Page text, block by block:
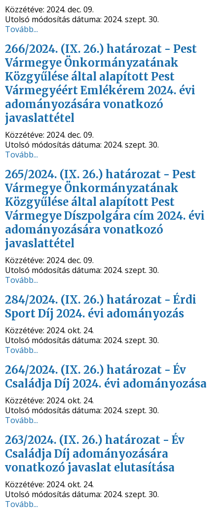
Közzétéve: 2024. dec. 09.
Utolsó módosítás dátuma: 2024. szept. 30.
Tovább...
266/2024. (IX. 26.) határozat - Pest
Vármegye Önkormányzatának
Közgyűlése által alapított Pest
Vármegyéért Emlékérem 2024. évi
adományozására vonatkozó
javaslattétel
Közzétéve: 2024. dec. 09.
Utolsó módosítás dátuma: 2024. szept. 30.
Tovább...
265/2024. (IX. 26.) határozat - Pest
Vármegye Önkormányzatának
Közgyűlése által alapított Pest
Vármegye Díszpolgára cím 2024. évi
adományozására vonatkozó
javaslattétel
Közzétéve: 2024. dec. 09.
Utolsó módosítás dátuma: 2024. szept. 30.
Tovább...
284/2024. (IX. 26.) határozat - Érdi
Sport Díj 2024. évi adományozás
Közzétéve: 2024. okt. 24.
Utolsó módosítás dátuma: 2024. szept. 30.
Tovább...
264/2024. (IX. 26.) határozat - Év
Családja Díj 2024. évi adományozása
Közzétéve: 2024. okt. 24.
Utolsó módosítás dátuma: 2024. szept. 30.
Tovább...
263/2024. (IX. 26.) határozat - Év
Családja Díj adományozására
vonatkozó javaslat elutasítása
Közzétéve: 2024. okt. 24.
Utolsó módosítás dátuma: 2024. szept. 30.
Tovább...